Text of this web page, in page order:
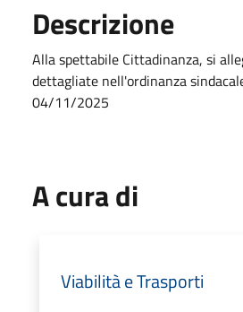
Descrizione
Alla spettabile Cittadinanza, si
dettagliate nell'ordinanza
04/11/2025
A cura di
Viabilità e Trasporti